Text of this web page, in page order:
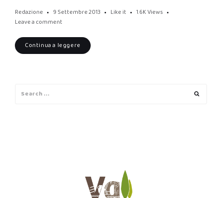
Redazione 9 Settembre 2013 Like it 1.6K Views
Leave a comment
Continua a leggere
for: